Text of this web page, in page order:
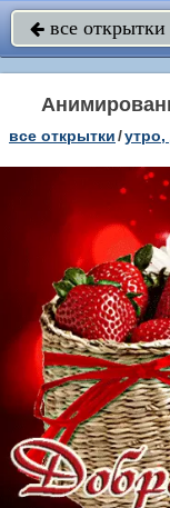
 все открытки
все открытки/утро,